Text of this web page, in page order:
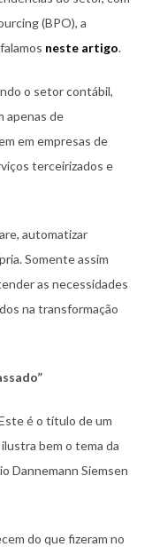
(BPO), a
neste artigo.
o setor contábil,
apenas de
em empresas de
terceirizados e
automatizar
Somente assim
as necessidades
na transformação
é o título de um
bem o tema da
Dannemann Siemsen
do que fizeram no